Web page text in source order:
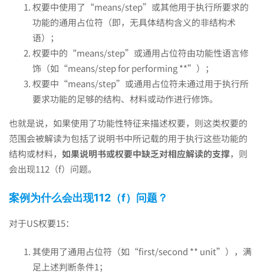
权要中使用了“means/step”或其他用于执行所要求的
功能的通用占位符（即，无具体结构含义的非结构术
语）；
权要中的“means/step”或通用占位符由功能性语言修
饰（如“means/step for performing **”）；
权要中“means/step”或通用占位符未通过用于执行所
要求功能的足够的结构、材料或动作进行修饰。
也就是说，如果使用了功能性特征来描述权要，则这类权要的
范围会被解读为包括了说明书中所记载的用于执行这些功能的
结构或材料， 如果说明书或权要中缺乏对相应解读的支撑，则
会出现112（f）问题。
案例为什么会出现112 （f）问题？
对于US权要15：
其使用了通用占位符（如“first/second ** unit”），满
足上述判断条件1；